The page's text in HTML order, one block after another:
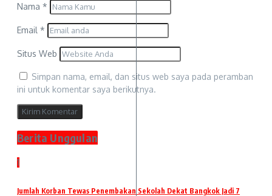
Nama *
Email *
Situs Web
Simpan nama, email, dan situs web saya pada peramban
ini untuk komentar saya berikutnya.
Berita Unggulan
1
Jumlah Korban Tewas Penembakan Sekolah Dekat Bangkok Jadi 7